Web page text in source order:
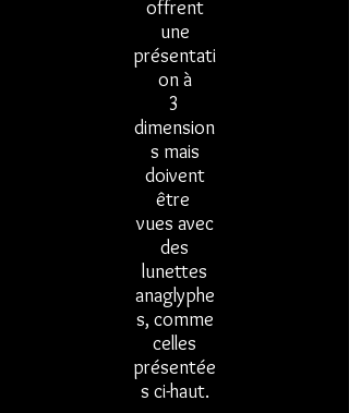
offrent
une
présentati
onà
3
dimension
s mais
doivent
être
vues avec
des
lunettes
anaglyphe
s, comme
celles
présentée
s ci-haut.